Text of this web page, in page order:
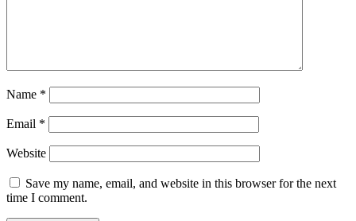
Name *
Email *
Website
Save my name, email, and website in this browser for the next
time I comment.